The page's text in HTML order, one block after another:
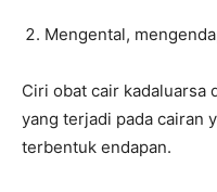
Mengental,
Ciri obat cair kadaluarsa
yang terjadi pada cairan
terbentuk endapan.